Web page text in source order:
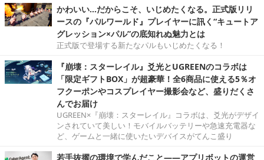
かわいい…だからこそ、いじめたくなる。正式版リリ
ースの『パルワールド』プレイヤーに訊く“キュートア
グレッション×パル”の底知れぬ魅力とは
正式版で登場する新たなパルもいじめたくなる！
『崩壊：スターレイル』爻光とUGREENのコラボは
「限定ギフトBOX」が超豪華！全6商品に使える5％オ
フクーポンやコスプレイヤー撮影会など、盛りだくさ
んでお届け
UGREEN×『崩壊：スターレイル』コラボは、爻光がデザイ
ンされていて美しい！モバイルバッテリーや急速充電器な
ど、ゲームと一緒に使いたいデバイスがてんこ盛り
若手抜擢の環境で学んだこと――アプリボットの運営